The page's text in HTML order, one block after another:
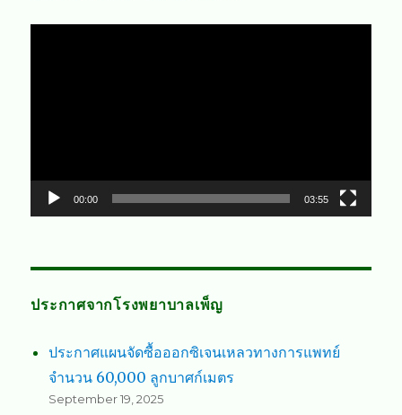
00:00 03:55
ประกาศจากโรงพยาบาลเพ็ญ
ประกาศแผนจัดซื้อออกซิเจนเหลวทางการแพทย์
จำนวน 60,000 ลูกบาศก์เมตร
September 19, 2025